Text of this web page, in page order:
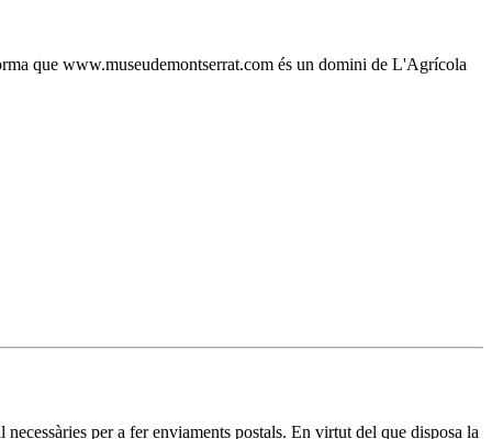
que www.museudemontserrat.com és un domini de L'Agrícola
per a fer enviaments postals. En virtut del que disposa la